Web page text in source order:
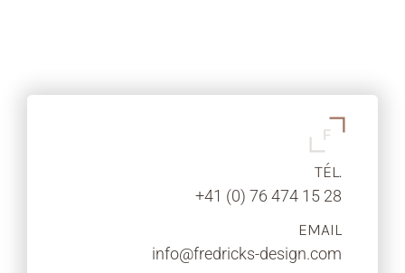
TÉL.
+41 (0) 76 474 15 28
EMAIL
info@fredricks-design.com